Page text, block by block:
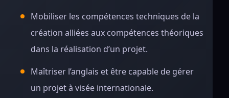
Mobiliser les compétences techniques de la
création alliées aux compétences théoriques
dans la réalisation d’un projet.
Maîtriser l’anglais et être capable de gérer
un projet à visée internationale.